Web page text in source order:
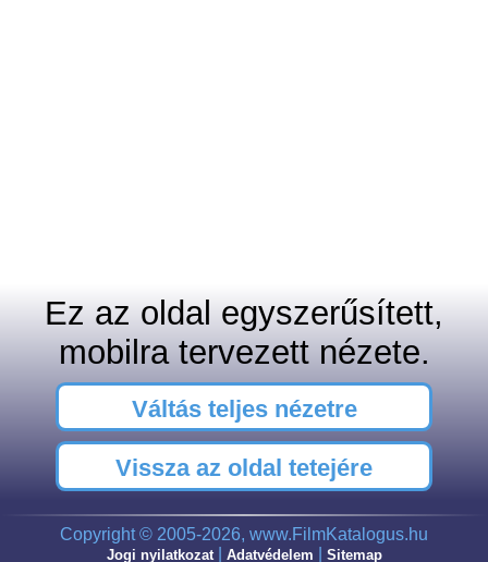
Ez az oldal egyszerűsített,
mobilra tervezett nézete.
Váltás teljes nézetre
Vissza az oldal tetejére
Copyright © 2005-2026, www.FilmKatalogus.hu
Jogi nyilatkozat| Adatvédelem Sitemap